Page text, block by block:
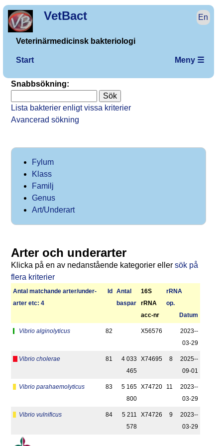
VetBact En
Veterinärmedicinsk bakteriologi
Start Meny ☰
Snabbsökning:
Lista bakterier enligt vissa kriterier
Avancerad sökning
Fylum
Klass
Familj
Genus
Art/Underart
Arter och underarter
Klicka på en av nedanstående kategorier eller sök på
flera kriterier
Antal matchan­de arter/­under­
arter etc: 4
Id
Antal
bas­par
16S
rRNA
acc-nr
r­RNA
op.
Datum
Vibrio alginolyticus 82 X56576
2023-­
03-29
Vibrio cholerae 81
4 033
465
X74695 8
2025-­
09-01
Vibrio parahaemolyticus 83
5 165
800
X74720 11
2023-­
03-29
Vibrio vulnificus 84
5 211
578
X74726 9
2023-­
03-29